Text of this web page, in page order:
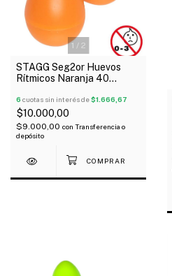
1 / 2
STAGG Seg2or Huevos
Rítmicos Naranja 40
6 cuotas sin interés de$1.666,67
$10.000,00
$9.000,00 con Transferencia o
depósito